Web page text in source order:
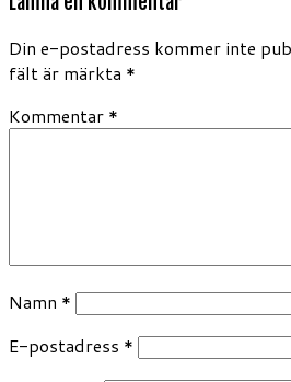
Din e-postadress kommer inte
fält är märkta *
Kommentar *
Namn *
E-postadress *